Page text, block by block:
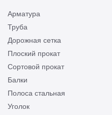
Арматура
Труба
Дорожная сетка
Плоский прокат
Сортовой прокат
Балки
Полоса стальная
Уголок